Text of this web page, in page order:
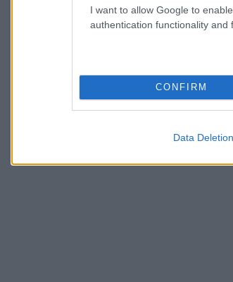
I want to allow Google to
authentication functionality and
CONFIRM
Data Deletion